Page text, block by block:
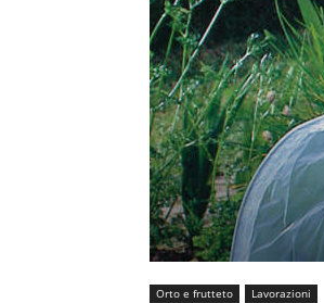
Orto e frutteto Lavorazioni